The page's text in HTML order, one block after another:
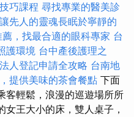
巧課程 尋找專業的醫美診
先人的靈魂長眠於寧靜的
，找最合適的眼科專家 台
護環境 台中產後護理之
人登記申請全攻略 台南地
提供美味的茶會餐點 下面
客輕鬆，浪漫的巡遊場所所
王大小的床，雙人桌子，